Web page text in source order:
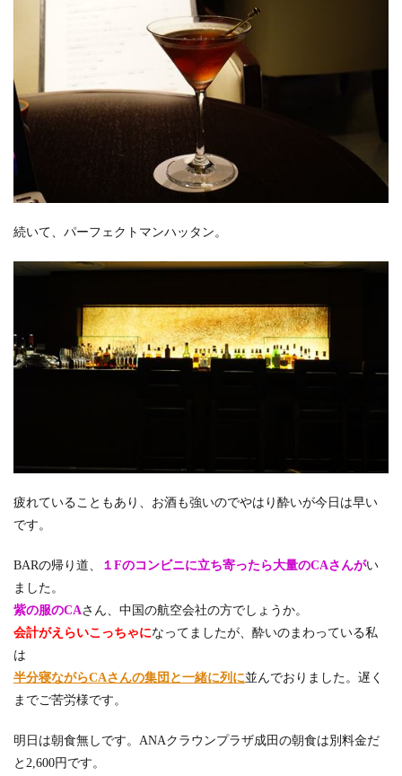
続いて、パーフェクトマンハッタン。
疲れていることもあり、お酒も強いのでやはり酔いが今日は早い
です。
BARの帰り道、 １Fのコンビニに立ち寄ったら大量のCAさんがい
ました。
紫の服のCAさん、中国の航空会社の方でしょうか。
会計がえらいこっちゃになってましたが、酔いのまわっている私
は
半分寝ながらCAさんの集団と一緒に列に並んでおりました。遅く
までご苦労様です。
明日は朝食無しです。ANAクラウンプラザ成田の朝食は別料金だ
と2,600円です。